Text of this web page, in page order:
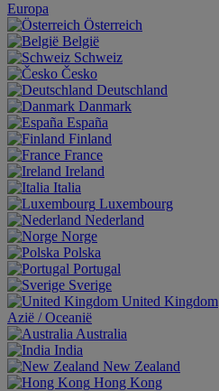
Europa
Österreich
België
Schweiz
Česko
Deutschland
Danmark
España
Finland
France
Ireland
Italia
Luxembourg
Nederland
Norge
Polska
Portugal
Sverige
United Kingdom
Aziё / Oceaniё
Australia
India
New Zealand
Hong Kong